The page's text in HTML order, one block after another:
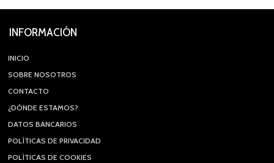
INFORMACIÓN
INICIO
SOBRE NOSOTROS
CONTACTO
¿DÓNDE ESTAMOS?
DATOS BANCARIOS
POLÍTICAS DE PRIVACIDAD
POLÍTICAS DE COOKIES